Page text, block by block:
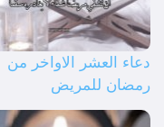
دعاء العشر الاواخر من
رمضان للمريض